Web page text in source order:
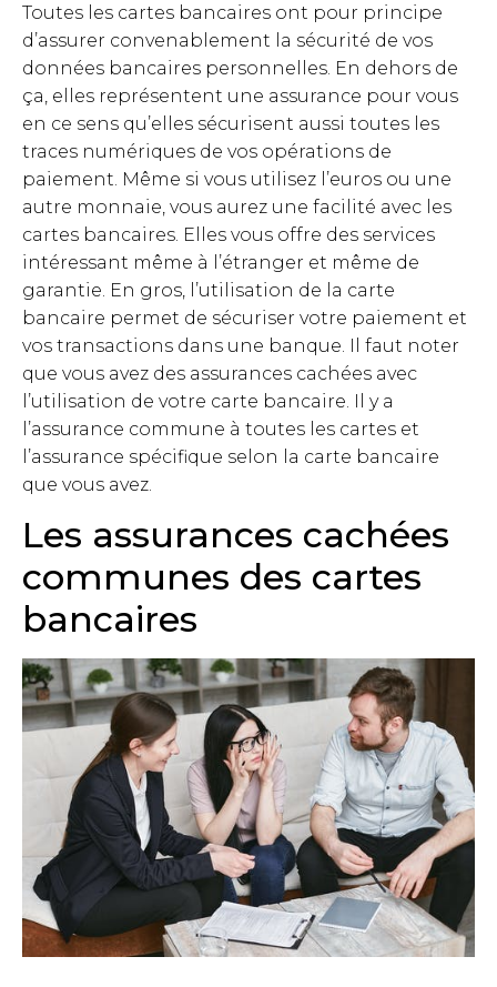
Toutes les cartes bancaires ont pour principe
d’assurer convenablement la sécurité de vos
données bancaires personnelles. En dehors de
ça, elles représentent une assurance pour vous
en ce sens qu’elles sécurisent aussi toutes les
traces numériques de vos opérations de
paiement. Même si vous utilisez l’euros ou une
autre monnaie, vous aurez une facilité avec les
cartes bancaires. Elles vous offre des services
intéressant même à l’étranger et même de
garantie. En gros, l’utilisation de la carte
bancaire permet de sécuriser votre paiement et
vos transactions dans une banque. Il faut noter
que vous avez des assurances cachées avec
l’utilisation de votre carte bancaire. Il y a
l’assurance commune à toutes les cartes et
l’assurance spécifique selon la carte bancaire
que vous avez.
Les assurances cachées
communes des cartes
bancaires